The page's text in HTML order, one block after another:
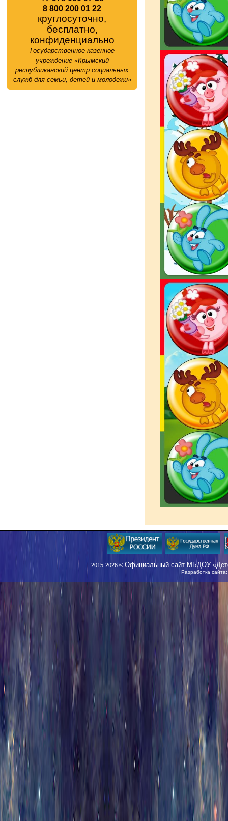
8 800 200 01 22
круглосуточно,
бесплатно,
конфиденциально
Государственное казенное
учреждение «Крымский
республиканский центр социальных
служб для семьи, детей и молодежи»
.2015-2026 © Официальный сайт МБДОУ
Разработка